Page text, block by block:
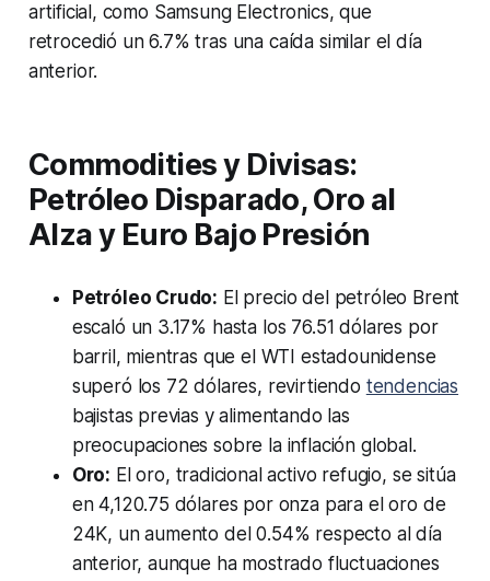
artificial, como Samsung Electronics, que
retrocedió un 6.7% tras una caída similar el día
anterior.
Commodities y Divisas:
Petróleo Disparado, Oro al
Alza y Euro Bajo Presión
Petróleo Crudo: El precio del petróleo Brent
escaló un 3.17% hasta los 76.51 dólares por
barril, mientras que el WTI estadounidense
superó los 72 dólares, revirtiendo tendencias
bajistas previas y alimentando las
preocupaciones sobre la inflación global.
Oro: El oro, tradicional activo refugio, se sitúa
en 4,120.75 dólares por onza para el oro de
24K, un aumento del 0.54% respecto al día
anterior, aunque ha mostrado fluctuaciones